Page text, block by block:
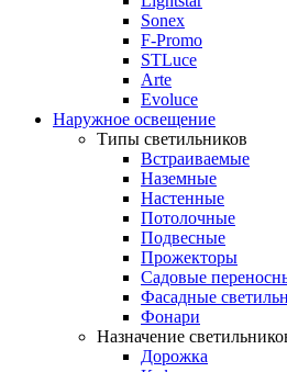
Sonex
F-Promo
STLuce
Arte
Evoluce
Наружное освещение
Типы светильников
Встраиваемые
Наземные
Настенные
Потолочные
Подвесные
Прожекторы
Садовые
Фасадные
Фонари
Назначение
Дорожка